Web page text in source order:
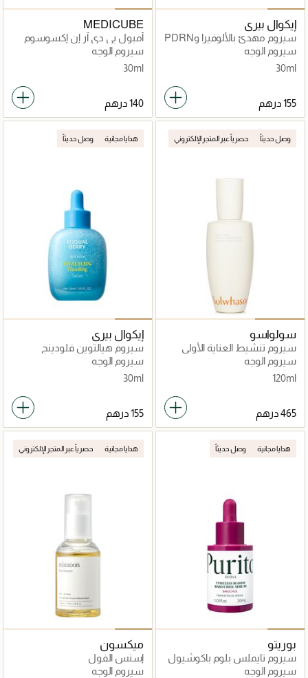
إيكوال بيري
سيروم مهدئ بالألوفيرا وPDRN
سيروم الوجه
30ml
MEDICUBE
أمبول بي دي آر إن إكسوسوم
شوت 2000
سيروم الوجه
30ml
وصل حديثاً حصرياً عبر المتجر الإلكتروني
سولواسو
سيروم تنشيط العناية الأولى
سيروم الوجه
120ml
هدايا مجانية وصل حديثاً
إيكوال بيري
سيروم هيالتوين فلودينج
سموثي 30 مل
سيروم الوجه
30ml
هدايا مجانية وصل حديثاً
بوريتو
سيروم تايملس بلوم باكوشيول
سيروم الوجه
هدايا مجانية حصرياً عبر المتجر الإلكتروني
ميكسون
إسنس الفول
سيروم الوجه